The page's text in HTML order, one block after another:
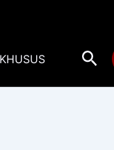
Cari